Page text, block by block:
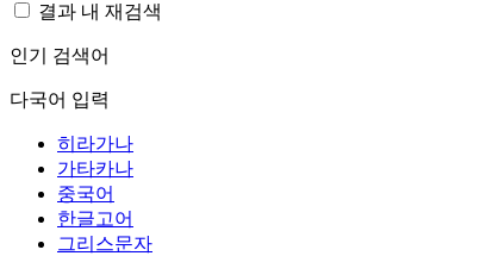
결과 내 재검색
인기 검색어
다국어 입력
히라가나
가타카나
중국어
한글고어
그리스문자